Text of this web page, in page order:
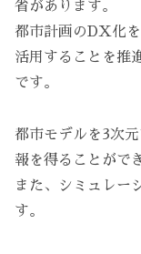
省があります。
都市計画のDX化
活用することを推
です。
都市モデルを3次
報を得ることがで
また、シミュレー
す。